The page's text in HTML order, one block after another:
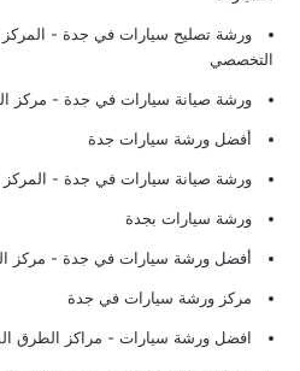
ورشة تصليح سيارات في جدة -
التخصصي
ورشة صيانة سيارات في جدة - مركز
أفضل ورشة سيارات جدة
ورشة صيانة سيارات في جدة - المركز
ورشة سيارات بجدة
أفضل ورشة سيارات في جدة - مركز
مركز ورشة سيارات في جدة
افضل ورشة سيارات - مراكز الطرق